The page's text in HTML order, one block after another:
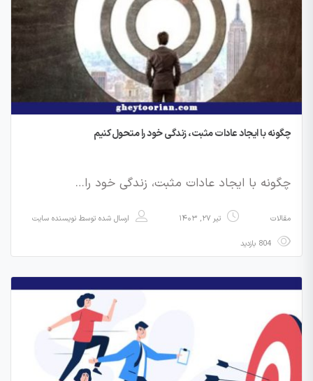
چگونه با ایجاد عادات مثبت، زندگی خود را متحول کنیم
چگونه با ایجاد عادات مثبت، زندگی خود را…
مقالات تیر ۲۷, ۱۴۰۳ ارسال شده توسط نویسنده سایت